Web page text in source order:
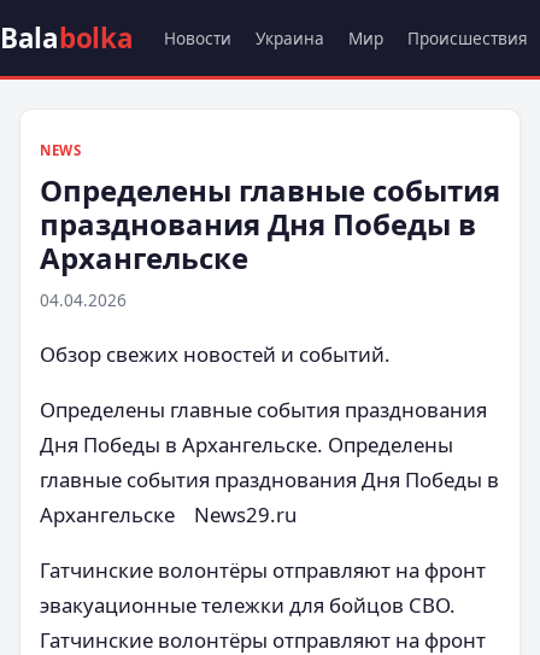
Balabolka Новости Украина Мир Происшествия
NEWS
Определены главные события
празднования Дня Победы в
Архангельске
04.04.2026
Обзор свежих новостей и событий.
Определены главные события празднования
Дня Победы в Архангельске. Определены
главные события празднования Дня Победы в
Архангельске News29.ru
Гатчинские волонтёры отправляют на фронт
эвакуационные тележки для бойцов СВО.
Гатчинские волонтёры отправляют на фронт